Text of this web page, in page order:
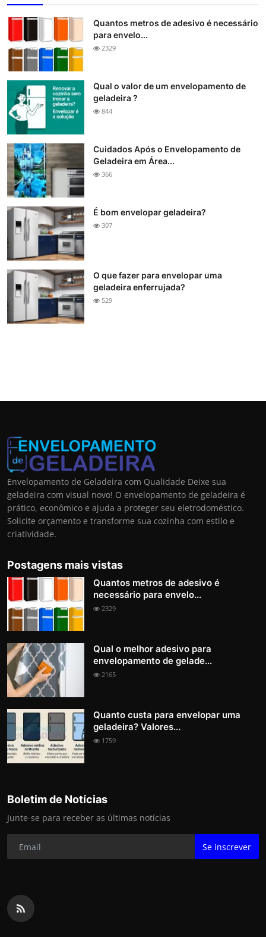
Quantos metros de adesivo é necessário
para envelo...
2329
Qual o valor de um envelopamento de
geladeira ?
844
Cuidados Após o Envelopamento de
Geladeira em Área...
366
É bom envelopar geladeira?
307
O que fazer para envelopar uma
geladeira enferrujada?
529
Envelopamento de Geladeira com Qualidade Deixe sua
geladeira com visual novo! O envelopamento de geladeira é
prático, econômico e ajuda a proteger seu eletrodoméstico.
Solicite orçamento e transforme sua cozinha com estilo e
criatividade.
Postagens mais vistas
Quantos metros de adesivo é
necessário para envelo...
2329
Qual o melhor adesivo para
envelopamento de gelade...
2165
Quanto custa para envelopar uma
geladeira? Valores...
1759
Boletim de Notícias
Junte-se para receber as últimas notícias
Se inscrever